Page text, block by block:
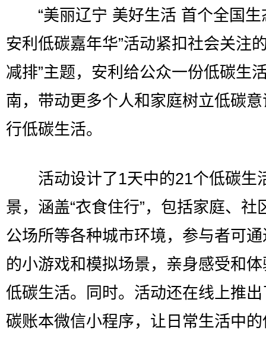
“美丽辽宁 美好生活 首个全国生
安利低碳嘉年华”活动紧扣社会关注
减排”主题，安利给公众一份低碳生
南，带动更多个人和家庭树立低碳
行低碳生活。
活动设计了1天中的21个低碳生
景，涵盖“衣食住行”，包括家庭、社
公场所等各种城市环境，参与者可
的小游戏和模拟场景，亲身感受和
低碳生活。同时。活动还在线上推
碳账本微信小程序，让日常生活中